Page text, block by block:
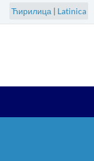
Ћирилица | Latinica